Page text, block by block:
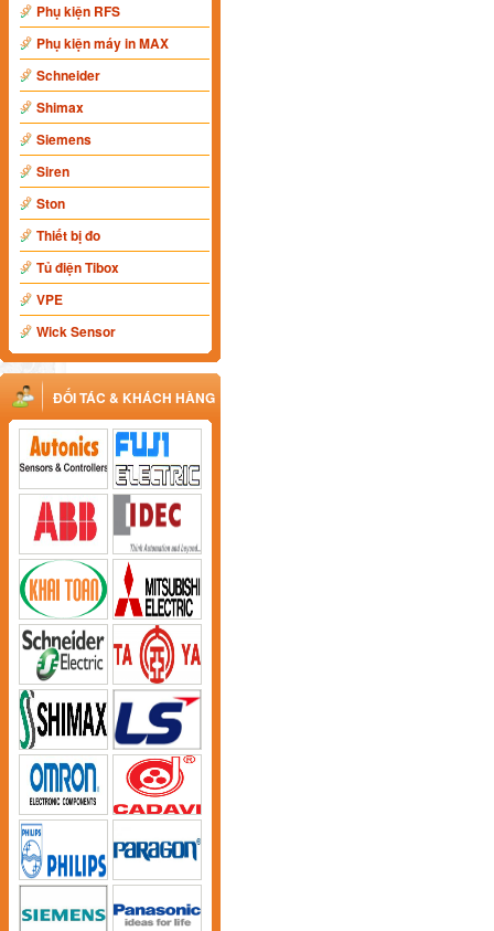
Phụ kiện RFS
Phụ kiện máy in MAX
Schneider
Shimax
Siemens
Siren
Ston
Thiết bị đo
Tủ điện Tibox
VPE
Wick Sensor
ĐỐI TÁC & KHÁCH HÀNG